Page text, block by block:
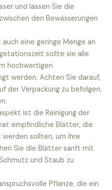
und lassen Sie die
den Bewässerungen
eine geringe Menge an
sollte sie alle
hochwertigen
werden. Achten Sie darauf,
der Verpackung zu befolgen,
ist die Reinigung der
empfindliche Blätter, die
sollten, um ihre
Sie die Blätter sanft mit
und Staub zu
Pflanze, die ein